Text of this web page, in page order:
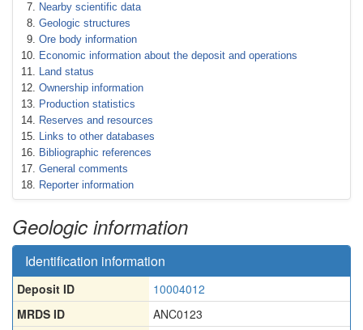
Nearby scientific data
Geologic structures
Ore body information
Economic information about the deposit and operations
Land status
Ownership information
Production statistics
Reserves and resources
Links to other databases
Bibliographic references
General comments
Reporter information
Geologic information
Identification information
Deposit ID
10004012
MRDS ID
ANC0123